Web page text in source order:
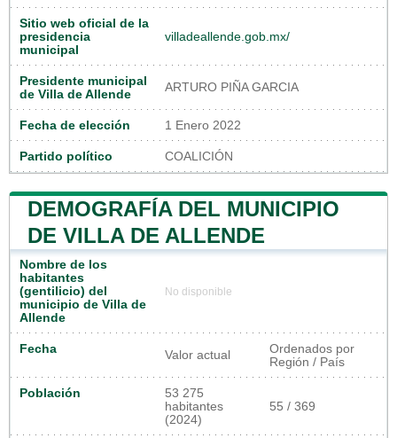
Sitio web oficial de la
presidencia
municipal
villadeallende.gob.mx/
Presidente municipal
de Villa de Allende
ARTURO PIÑA GARCIA
Fecha de elección 1 Enero 2022
Partido político COALICIÓN
DEMOGRAFÍA DEL MUNICIPIO
DE VILLA DE ALLENDE
Nombre de los
habitantes
(gentilicio) del
municipio de Villa de
Allende
No disponible
Fecha Valor actual
Ordenados por
Región / País
Población
53 275
habitantes
(2024)
55 / 369